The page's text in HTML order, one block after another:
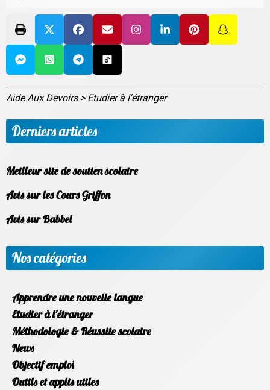
Aide Aux Devoirs > Etudier à l'étranger
Derniers articles
Meilleur site de soutien scolaire
Avis sur les Cours Griffon
Avis sur Babbel
Nos catégories
Apprendre une nouvelle langue
Etudier à l'étranger
Méthodologie & Réussite scolaire
News
Objectif emploi
Outils et applis utiles